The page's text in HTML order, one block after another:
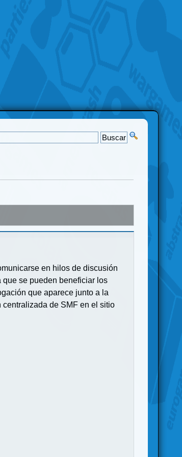
en hilos de discusión
se pueden beneficiar los
que aparece junto a la
de SMF en el sitio